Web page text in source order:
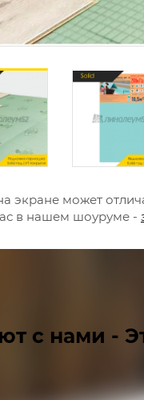
экране может
в нашем шоуруме -
с нами -